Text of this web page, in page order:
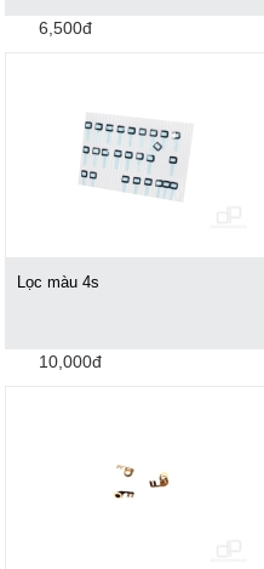
6,500đ
Lọc màu 4s
10,000đ